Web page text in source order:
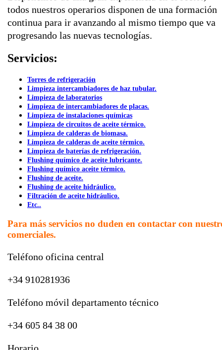
todos nuestros operarios disponen de una formación
continua para ir avanzando al mismo tiempo que va
progresando las nuevas tecnologías.
Servicios:
Torres de refrigeración
Limpieza intercambiadores de haz tubular.
Limpieza de laboratorios
Limpieza de intercambiadores de placas.
Limpieza de instalaciones químicas
Limpieza de circuitos de aceite térmico.
Limpieza de calderas de biomasa.
Limpieza de calderas de aceite térmico.
Limpieza de baterías de refrigeración.
Flushing químico de aceite lubricante.
Flushing químico aceite térmico.
Flushing de aceite.
Flushing de aceite hidráulico.
Filtración de aceite hidráulico.
Etc..
Para más servicios no duden en contactar con
comerciales.
Teléfono oficina central
+34 910281936
Teléfono móvil departamento técnico
+34 605 84 38 00
Horario